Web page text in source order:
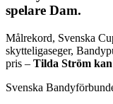
spelare Dam.
Målrekord, Svenska
skytteligaseger,
pris – Tilda Ström kan
Svenska